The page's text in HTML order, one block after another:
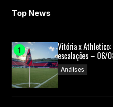
Top News
Vitória x Athletico:
escalações – 06/
Análises